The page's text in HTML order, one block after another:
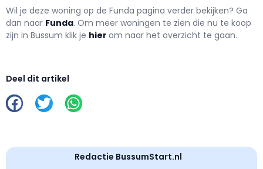
Wil je deze woning op de Funda pagina verder bekijken? Ga
dan naar Funda. Om meer woningen te zien die nu te koop
zijn in Bussum klik je hier om naar het overzicht te gaan.
Deel dit artikel
Redactie BussumStart.nl